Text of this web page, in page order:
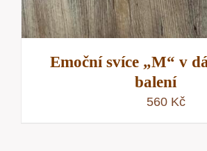
Emoční svíce „M“ v
balení
560 Kč